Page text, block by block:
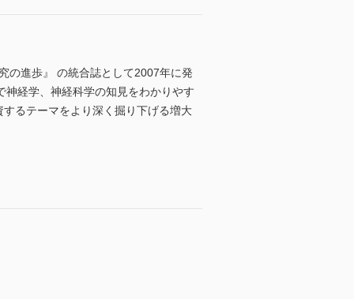
の進歩』 の統合誌として2007年に発
経学、神経科学の知見をわかりやす
るテーマをより深く掘り下げる増大